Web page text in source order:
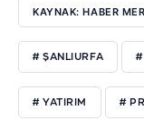
KAYNAK: HABER
# ŞANLIURFA #
# YATIRIM #